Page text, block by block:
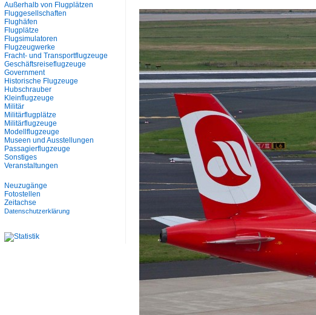
Außerhalb von Flugplätzen
Fluggesellschaften
Flughäfen
Flugplätze
Flugsimulatoren
Flugzeugwerke
Fracht- und Transportflugzeuge
Geschäftsreiseflugzeuge
Government
Historische Flugzeuge
Hubschrauber
Kleinflugzeuge
Militär
Militärflugplätze
Militärflugzeuge
Modellflugzeuge
Museen und Ausstellungen
Passagierflugzeuge
Sonstiges
Veranstaltungen
Neuzugänge
Fotostellen
Zeitachse
Datenschutzerklärung